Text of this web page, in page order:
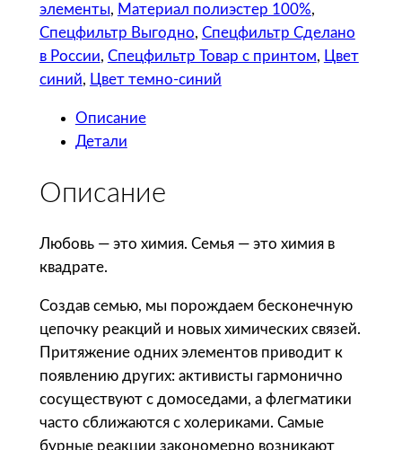
е
с
т
в
а
а
С
л
ь
П
а
н
а
элементы, Материал полиэстер 100%
Спецфильтр Выгодно, Спецфильтр Сделано
в России, Спецфильтр Товар с принтом, Цвет
синий, Цвет темно-синий
Описание
Детали
Описание
Любовь — это химия. Семья — это химия в
квадрате.
Создав семью, мы порождаем бесконечную
цепочку реакций и новых химических связей.
Притяжение одних элементов приводит к
появлению других: активисты гармонично
сосуществуют с домоседами, а флегматики
часто сближаются с холериками. Самые
бурные реакции закономерно возникают